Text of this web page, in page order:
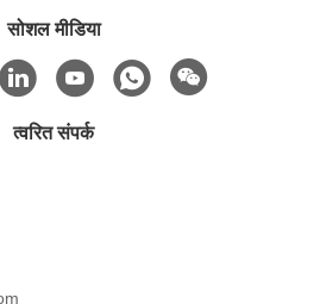
सोशल मीडिया
त्वरित संपर्क